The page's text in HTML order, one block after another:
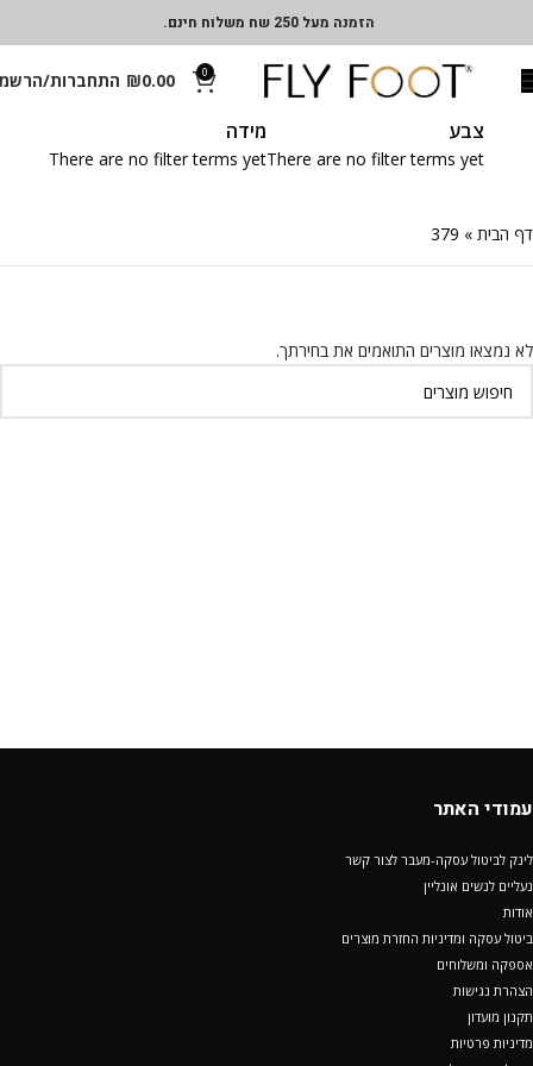
הזמנה מעל 250 שח משלוח חינם.
0
₪0.00 התחברות/
צבע
There are no filter terms yet
מידה
There are no filter terms yet
דף הבית »
379
לא נמצאו מוצרים התואמים את בחירתך.
עמודי האתר
לינק לביטול עסקה-מעבר לצור קשר
נעליים לנשים אונליין
אודות
ביטול עסקה ומדיניות החזרת מוצרים
אספקה ומשלוחים
הצהרת נגישות
תקנון מועדון
מדיניות פרטיות